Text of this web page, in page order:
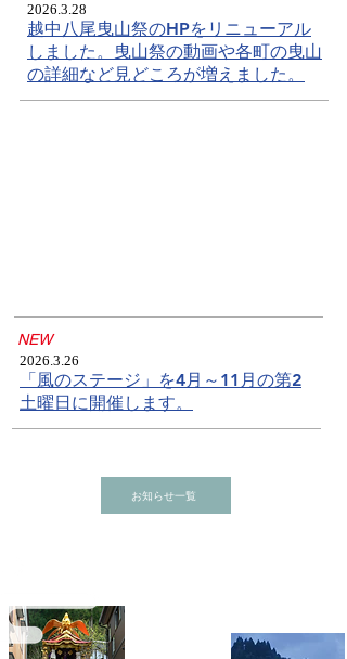
2026.3.28
越中八尾曳山祭のHPをリニューアル
しました。曳山祭の動画や各町の曳山
の詳細など見どころが増えました。
​NEW
2026.3.26
「風のステージ」を4月～11月の第2
土曜日に開催します。
お知らせ一覧